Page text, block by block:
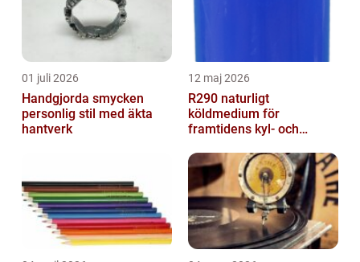
01 juli 2026
Handgjorda smycken
personlig stil med äkta
hantverk
12 maj 2026
R290 naturligt
köldmedium för
framtidens kyl- och